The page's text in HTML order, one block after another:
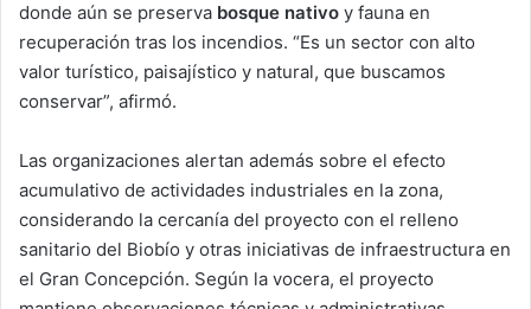
donde aún se preserva bosque nativo y fauna en
recuperación tras los incendios. “Es un sector con alto
valor turístico, paisajístico y natural, que buscamos
conservar”, afirmó.
Las organizaciones alertan además sobre el efecto
acumulativo de actividades industriales en la zona,
considerando la cercanía del proyecto con el relleno
sanitario del Biobío y otras iniciativas de infraestructura en
el Gran Concepción. Según la vocera, el proyecto